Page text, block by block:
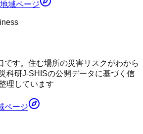
域ページ
です。住む場所の災害リスクがわから
科研J-SHISの公開データに基づく信
理しています
ページ